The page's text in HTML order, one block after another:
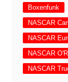
Boxenfunk
NASCAR
NASCAR
NASCAR
NASCAR